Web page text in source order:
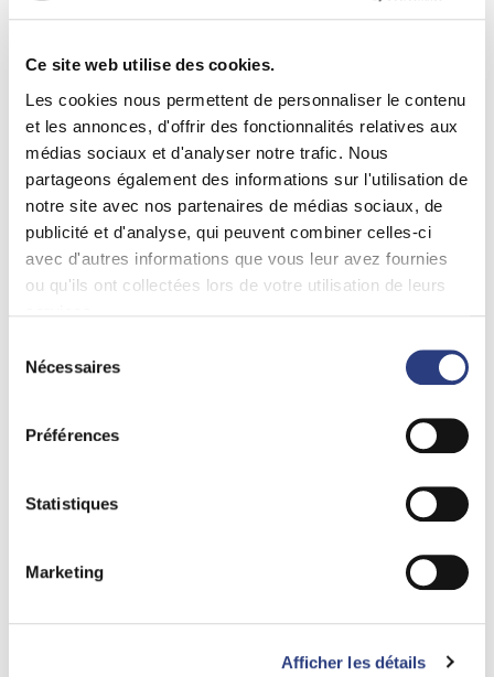
Ce site web utilise des cookies.
Les cookies nous permettent de personnaliser le contenu
et les annonces, d'offrir des fonctionnalités relatives aux
médias sociaux et d'analyser notre trafic. Nous
partageons également des informations sur l'utilisation de
notre site avec nos partenaires de médias sociaux, de
publicité et d'analyse, qui peuvent combiner celles-ci
avec d'autres informations que vous leur avez fournies
ou qu'ils ont collectées lors de votre utilisation de leurs
Nécessaires
Préférences
Statistiques
Marketing
Afficher les détails
Notre histoire
Eau plate
Nos engagements
Nous trouver
Nospoints de vente
trouver votre eau
Bonneval au plus près de chez vous !
Votre emplacement